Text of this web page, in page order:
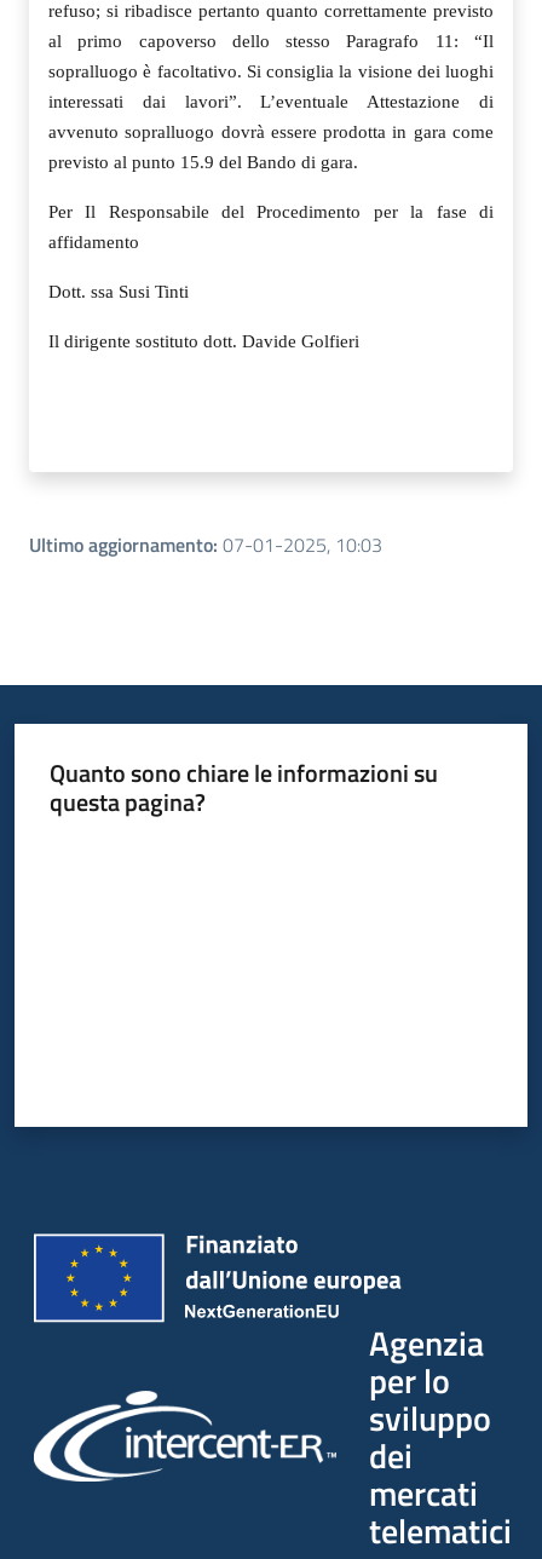
refuso; si ribadisce pertanto quanto correttamente previsto
al primo capoverso dello stesso Paragrafo 11: “Il
sopralluogo è facoltativo. Si consiglia la visione dei luoghi
interessati dai lavori”. L’eventuale Attestazione di
avvenuto sopralluogo dovrà essere prodotta in gara come
previsto al punto 15.9 del Bando di gara.
Per Il Responsabile del Procedimento per la fase di
affidamento
Dott. ssa Susi Tinti
Il dirigente sostituto dott. Davide Golfieri
Ultimo aggiornamento: 07-01-2025, 10:03
Quanto sono chiare le informazioni su
questa pagina?
Agenzia
per lo
sviluppo
dei
mercati
telematici